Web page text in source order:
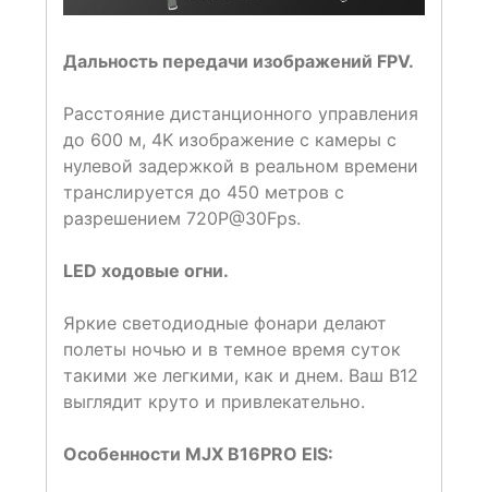
Дальность передачи изображений FPV.
Расстояние дистанционного управления
до 600 м, 4K изображение с камеры с
нулевой задержкой в реальном времени
транслируется до 450 метров с
разрешением 720P@30Fps.
LED ходовые огни.
Яркие светодиодные фонари делают
полеты ночью и в темное время суток
такими же легкими, как и днем. Ваш B12
выглядит круто и привлекательно.
Особенности MJX B16PRO EIS: